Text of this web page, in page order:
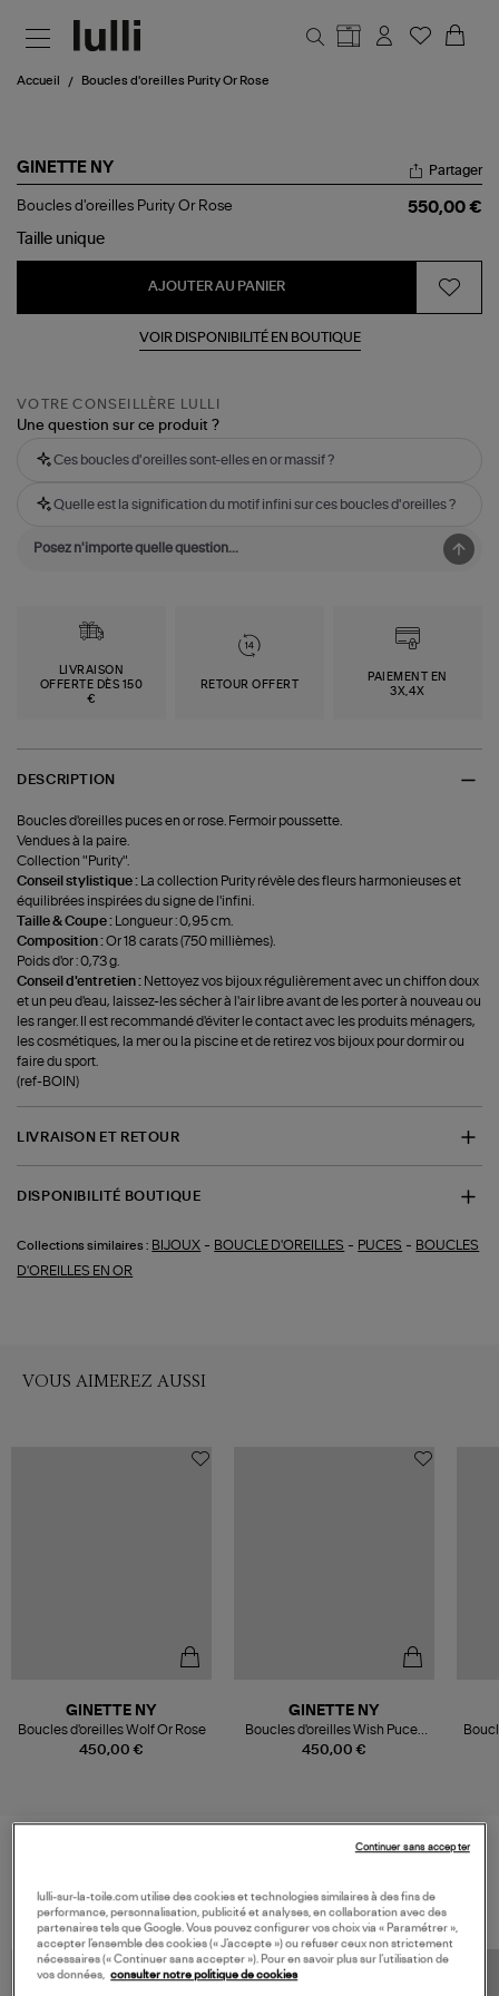
Accueil Boucles d'oreilles Purity Or Rose
GINETTE NY
Boucles
Purity
Partager
Boucles d'oreilles Purity Or Rose
550,00 €
Taille unique
AJOUTER AU PANIER
VOIR DISPONIBILITÉ EN BOUTIQUE
VOTRE CONSEILLÈRE LULLI
Une question sur ce produit ?
Ces boucles d'oreilles sont-elles en or massif ?
Quelle est la signification du motif infini sur ces boucles d'oreilles ?
LIVRAISON
OFFERTE DÈS 150
€
RETOUR OFFERT
PAIEMENT EN
3X,4X
DESCRIPTION
Boucles d'oreilles puces en or rose. Fermoir poussette.
Vendues à la paire.
Collection "Purity".
Conseil stylistique :
La collection Purity révèle des fleurs harmonieuses et
équilibrées inspirées du signe de l'infini.
Taille & Coupe :
Longueur : 0,95 cm.
Composition :Or 18 carats (750 millièmes).
Poids d'or : 0,73 g.
Conseil d'entretien : Nettoyez vos bijoux régulièrement avec un chiffon doux
et un peu d'eau, laissez-les sécher à l'air libre avant de les porter à nouveau ou
les ranger. Il est recommandé d'éviter le contact avec les produits ménagers,
les cosmétiques, la mer ou la piscine et de retirez vos bijoux pour dormir ou
faire du sport.
(ref-BOIN)
LIVRAISON ET RETOUR
DISPONIBILITÉ BOUTIQUE
Collections similaires : BIJOUX - BOUCLE D'OREILLES - PUCES - BOUCLES
D'OREILLES EN OR
VOUS AIMEREZ AUSSI
450,00 €
GINETTE NY
Boucles d'oreilles Wolf Or Rose
450,00 €
GINETTE NY
Boucles d'oreilles Wish Puces
Or Rose
lulli-sur-la-toile.com utilise des cookies et technologies similaires à des fins de
performance, personnalisation, publicité et analyses, en collaboration avec des
partenaires tels que Google. Vous pouvez configurer vos choix via « Paramétrer »,
accepter l’ensemble des cookies (« J’accepte ») ou refuser ceux non strictement
nécessaires (« Continuer sans accepter »). Pour en savoir plus sur l’utilisation de
vos données, consulter notre politique de cookies
Continuer sans accepter